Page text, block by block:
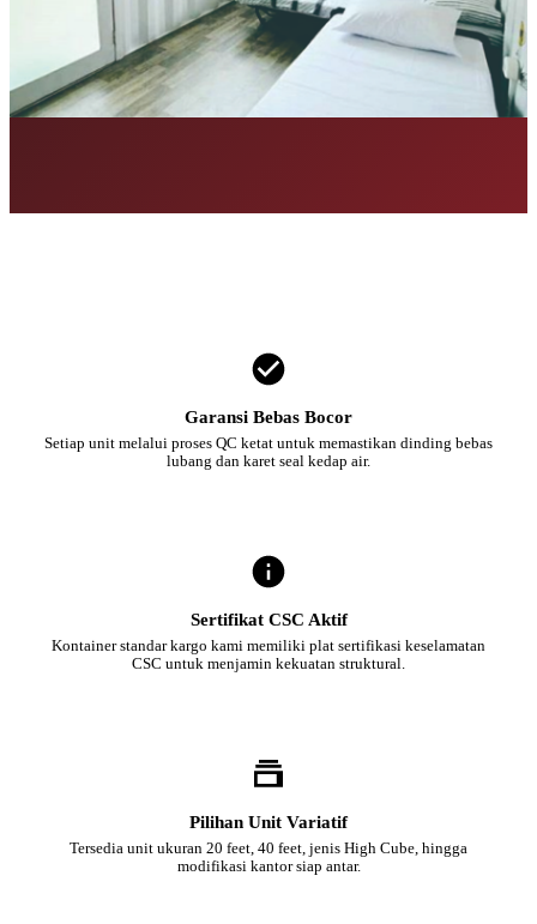
Garansi Bebas Bocor
Setiap unit melalui proses QC ketat untuk memastikan dinding bebas
lubang dan karet seal kedap air.
Sertifikat CSC Aktif
Kontainer standar kargo kami memiliki plat sertifikasi keselamatan
CSC untuk menjamin kekuatan struktural.
Pilihan Unit Variatif
Tersedia unit ukuran 20 feet, 40 feet, jenis High Cube, hingga
modifikasi kantor siap antar.